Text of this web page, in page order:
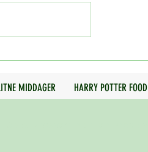
MIDDAGER HARRY POTTER FOOD